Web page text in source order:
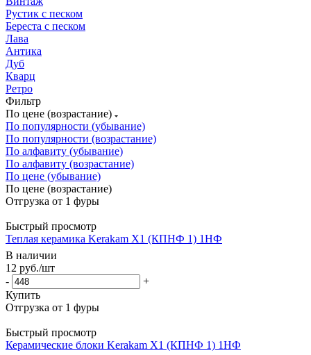
Рустик с песком
Береста с песком
Лава
Антика
Дуб
Кварц
Ретро
Фильтр
По цене (возрастание)
По популярности (убывание)
По популярности (возрастание)
По алфавиту (убывание)
По алфавиту (возрастание)
По цене (убывание)
По цене (возрастание)
Быстрый просмотр
Теплая керамика Kerakam X1 (КПНФ 1) 1НФ
В наличии
12 руб./шт
-
+
Купить
Быстрый просмотр
Керамические блоки Kerakam X1 (КПНФ 1) 1НФ